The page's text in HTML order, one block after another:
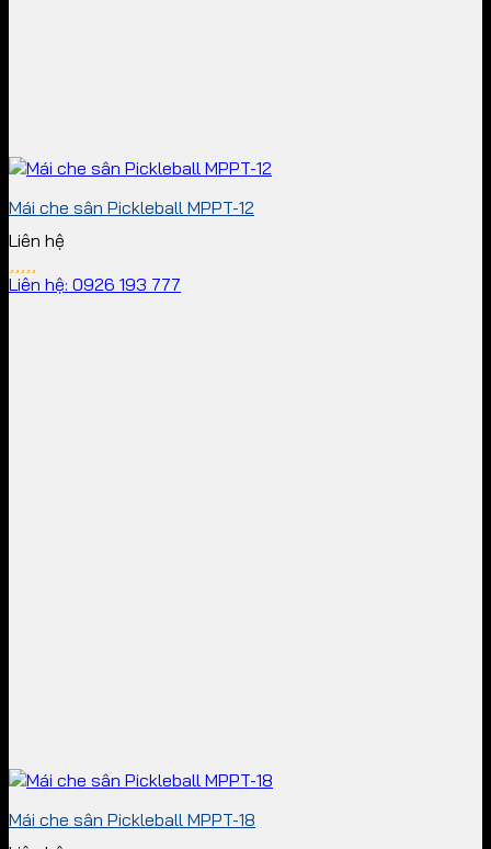
Mái che sân Pickleball MPPT-12
Liên hệ
Liên hệ: 0926 193 777
Mái che sân Pickleball MPPT-18